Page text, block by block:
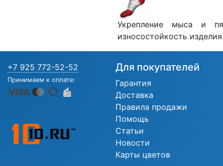
Укрепление мыса и
износостойкость
+7 925 772-52-52
Принимаем к оплате:
Для покупателей
Гарантия
Доставка
Правила продажи
Помощь
Статьи
Новости
Карты цветов